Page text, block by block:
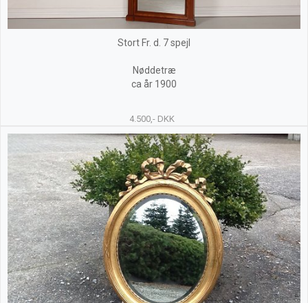
Stort Fr. d. 7 spejl
Nøddetræ
ca år 1900
4.500,- DKK